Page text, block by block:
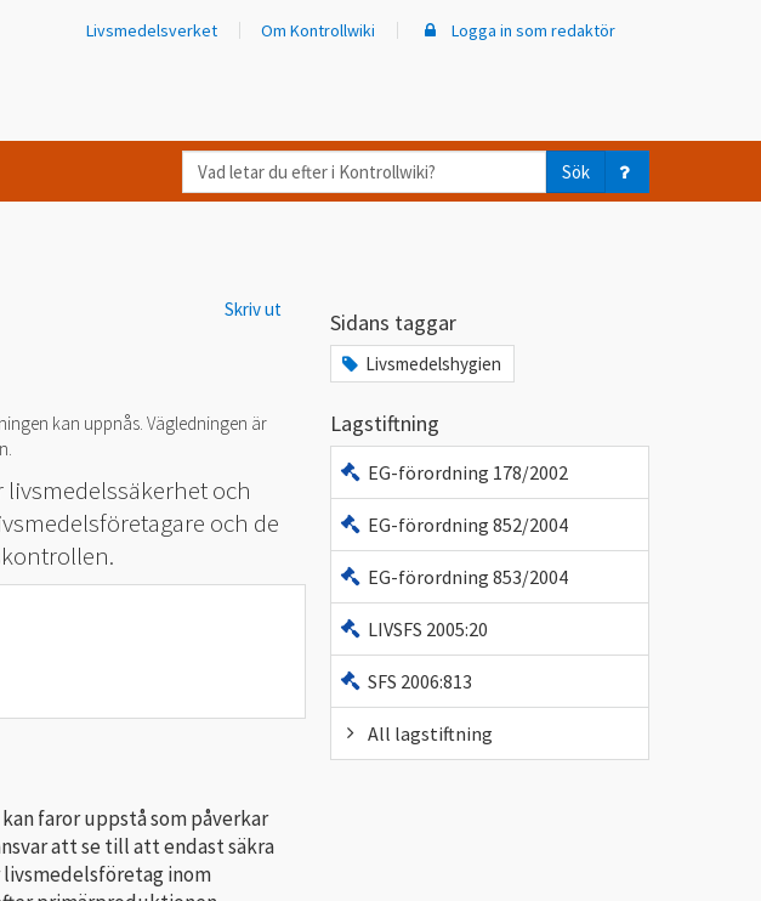
Livsmedelsverket Om Kontrollwiki Logga in som redaktör
Vad
letar
Kontrollwiki?
Sök
Skriv ut
kan uppnås. Vägledningen är
och
och de
faror uppstå som påverkar
att se till att endast säkra
inom
Sidans taggar
Livsmedelshygien
Lagstiftning
EG-förordning 178/2002
EG-förordning 852/2004
EG-förordning 853/2004
LIVSFS 2005:20
SFS 2006:813
All lagstiftning